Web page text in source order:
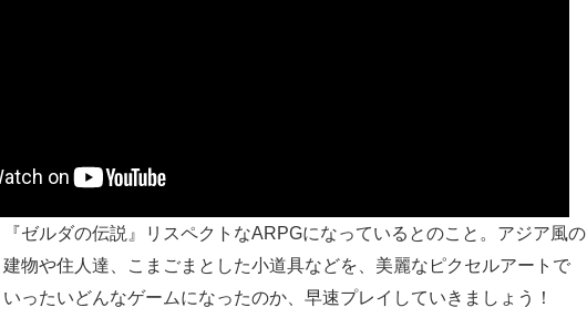
ゼルダの伝説』リスペクトなARPGになっているとのこと。アジア風の
物や住人達、こまごまとした小道具などを、美麗なピクセルアートで
ったいどんなゲームになったのか、早速プレイしていきましょう！